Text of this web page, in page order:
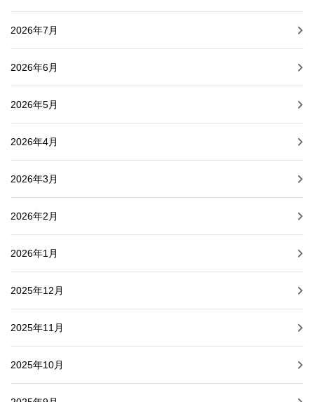
2026年7月
2026年6月
2026年5月
2026年4月
2026年3月
2026年2月
2026年1月
2025年12月
2025年11月
2025年10月